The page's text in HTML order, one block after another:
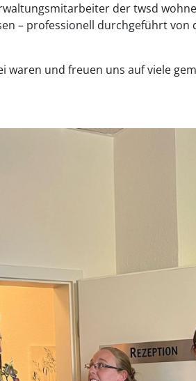
der twsd
– professionell durchgeführt
waren und freuen uns auf viele